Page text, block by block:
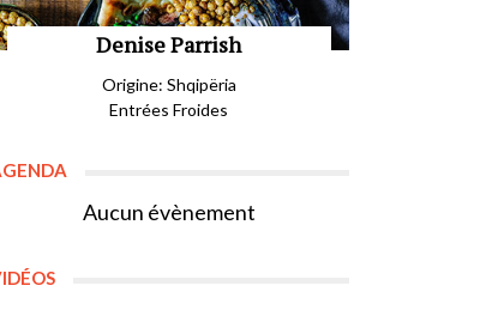
Denise Parrish
Origine: Shqipëria
Entrées Froides
Aucun évènement